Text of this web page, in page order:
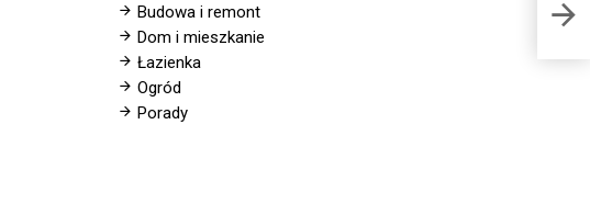
Budowa i remont
Dom i mieszkanie
Łazienka
Ogród
Porady